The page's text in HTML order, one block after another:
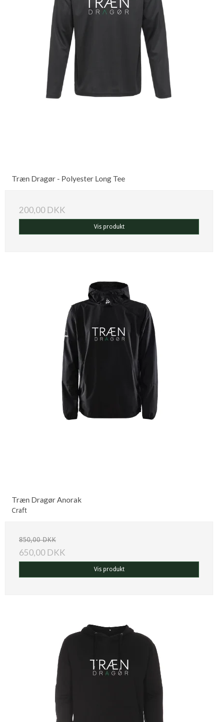
Træn Dragør - Polyester Long Tee
200,00 DKK
Vis produkt
Træn Dragør Anorak
Craft
850,00 DKK
650,00 DKK
Vis produkt